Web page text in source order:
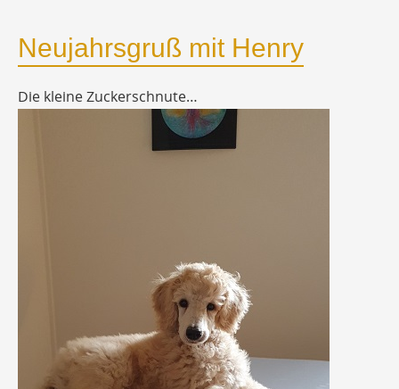
Neujahrsgruß mit Henry
Die kleine Zuckerschnute…